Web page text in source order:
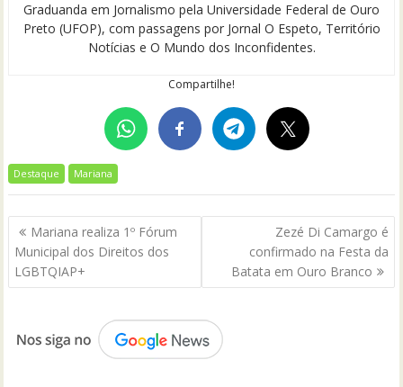
Graduanda em Jornalismo pela Universidade Federal de Ouro
Preto (UFOP), com passagens por Jornal O Espeto, Território
Notícias e O Mundo dos Inconfidentes.
Compartilhe!
Destaque Mariana
Navegação
de
Post
Mariana realiza 1º Fórum
Municipal dos Direitos dos
LGBTQIAP+
Zezé Di Camargo é
confirmado na Festa da
Batata em Ouro Branco